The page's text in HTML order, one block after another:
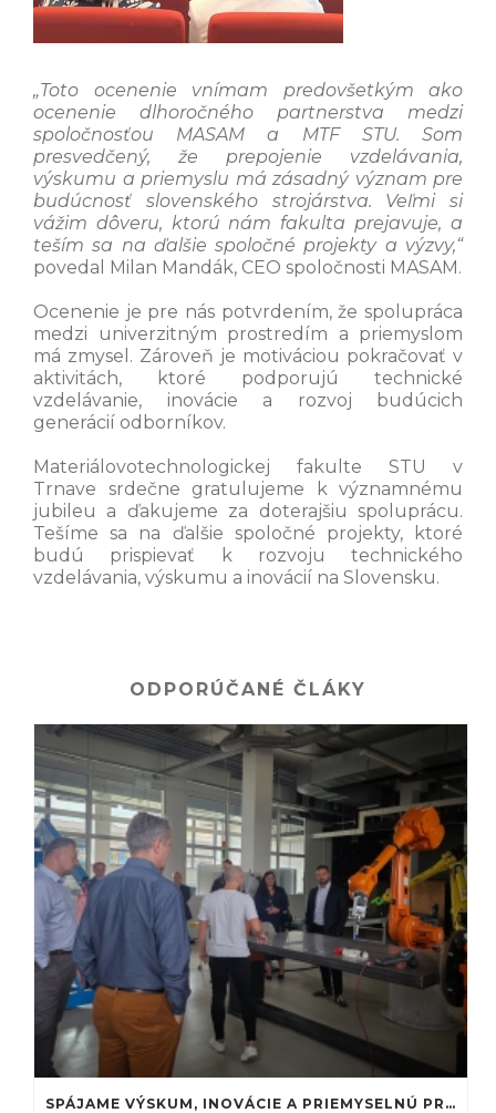
„Toto ocenenie vnímam predovšetkým ako
ocenenie dlhoročného partnerstva medzi
spoločnosťou MASAM a MTF STU. Som
presvedčený, že prepojenie vzdelávania,
výskumu a priemyslu má zásadný význam pre
budúcnosť slovenského strojárstva. Veľmi si
vážim dôveru, ktorú nám fakulta prejavuje, a
teším sa na ďalšie spoločné projekty a výzvy,“
povedal Milan Mandák, CEO spoločnosti MASAM.
Ocenenie je pre nás potvrdením, že spolupráca
medzi univerzitným prostredím a priemyslom
má zmysel. Zároveň je motiváciou pokračovať v
aktivitách, ktoré podporujú technické
vzdelávanie, inovácie a rozvoj budúcich
generácií odborníkov.
Materiálovotechnologickej fakulte STU v
Trnave srdečne gratulujeme k významnému
jubileu a ďakujeme za doterajšiu spoluprácu.
Tešíme sa na ďalšie spoločné projekty, ktoré
budú prispievať k rozvoju technického
vzdelávania, výskumu a inovácií na Slovensku.
ODPORÚČANÉ ČLÁKY
SPÁJAME VÝSKUM, INOVÁCIE A PRIEMYSELNÚ PRAX